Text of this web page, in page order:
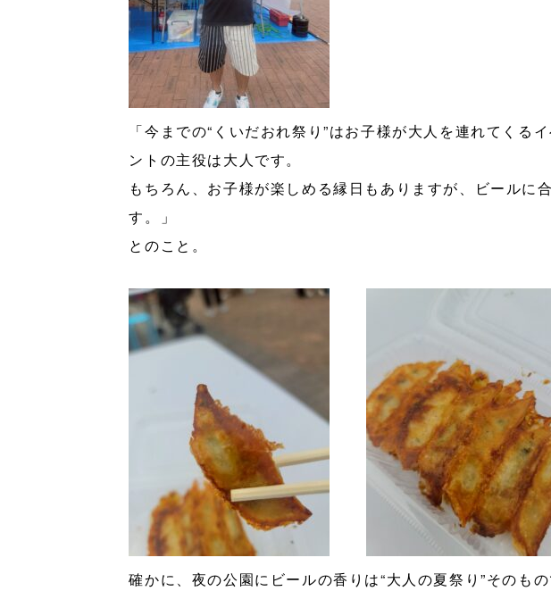
「今までの“くいだおれ祭り”はお子様が大人を連れてくる
ントの主役は大人です。
もちろん、お子様が楽しめる縁日もありますが、ビールに
す。」
とのこと。
確かに、夜の公園にビールの香りは“大人の夏祭り”そのもの